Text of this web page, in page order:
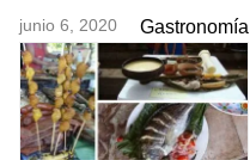
junio 6, 2020 Gastronomía